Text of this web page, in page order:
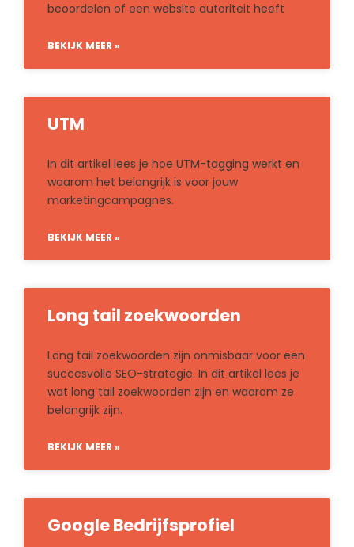
beoordelen of een website autoriteit heeft
BEKIJK MEER »
UTM
In dit artikel lees je hoe UTM-tagging werkt en
waarom het belangrijk is voor jouw
marketingcampagnes.
BEKIJK MEER »
Long tail zoekwoorden
Long tail zoekwoorden zijn onmisbaar voor een
succesvolle SEO-strategie. In dit artikel lees je
wat long tail zoekwoorden zijn en waarom ze
belangrijk zijn.
BEKIJK MEER »
Google Bedrijfsprofiel